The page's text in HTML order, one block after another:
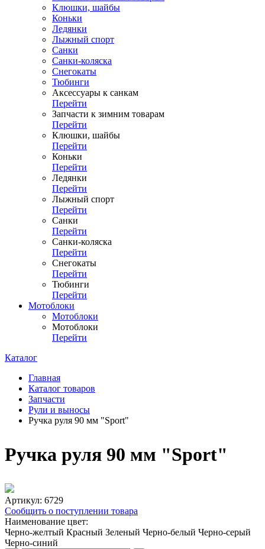
Клюшки, шайбы
Коньки
Ледянки
Лыжный спорт
Санки
Санки-коляска
Снегокаты
Тюбинги
Аксессуары к санкам
Перейти
Запчасти к зимним товарам
Перейти
Клюшки, шайбы
Перейти
Коньки
Перейти
Ледянки
Перейти
Лыжный спорт
Перейти
Санки
Перейти
Санки-коляска
Перейти
Снегокаты
Перейти
Тюбинги
Перейти
Мотоблоки
Мотоблоки
Мотоблоки
Перейти
Каталог
Главная
Каталог товаров
Запчасти
Рули и выносы
Ручка руля 90 мм "Sport"
Ручка руля 90 мм "Sport"
Артикул: 6729
Сообщить о поступлении товара
Наименование цвет:
Черно-желтый Красный Зеленый Черно-белый Черно-серый
Черно-синий